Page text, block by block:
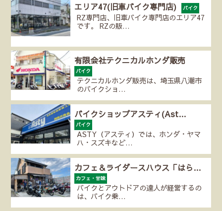
エリア47(旧車バイク専門店) バイク
RZ専門店、旧車バイク専門店のエリア47
です。 RZの販…
有限会社テクニカルホンダ販売
バイク
テクニカルホンダ販売は、埼玉県八潮市
のバイクショ…
バイクショップアスティ(Ast…
バイク
ASTY（アスティ）では、ホンダ・ヤマ
ハ・スズキなど…
カフェ＆ライダースハウス「はら…
カフェ・甘味
バイクとアウトドアの達人が経営するの
は、バイク乗…